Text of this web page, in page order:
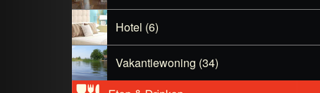
Hotel (6)
Vakantiewoning (34)